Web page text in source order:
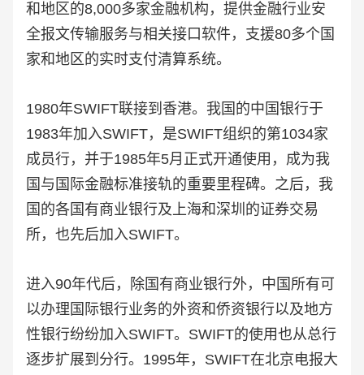
和地区的8,000多家金融机构，提供金融行业安
全报文传输服务与相关接口软件，支援80多个国
家和地区的实时支付清算系统。
1980年SWIFT联接到香港。我国的中国银行于
1983年加入SWIFT，是SWIFT组织的第1034家
成员行，并于1985年5月正式开通使用，成为我
国与国际金融标准接轨的重要里程碑。之后，我
国的各国有商业银行及上海和深圳的证券交易
所，也先后加入SWIFT。
进入90年代后，除国有商业银行外，中国所有可
以办理国际银行业务的外资和侨资银行以及地方
性银行纷纷加入SWIFT。SWIFT的使用也从总行
逐步扩展到分行。1995年，SWIFT在北京电报大